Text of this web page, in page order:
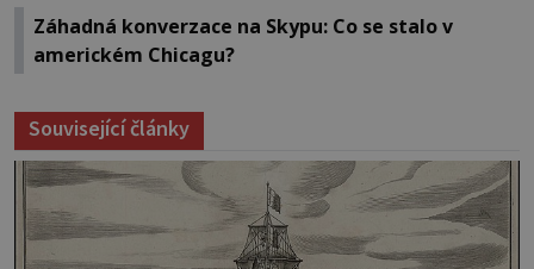
Záhadná konverzace na Skypu: Co se stalo v
americkém Chicagu?
Související články